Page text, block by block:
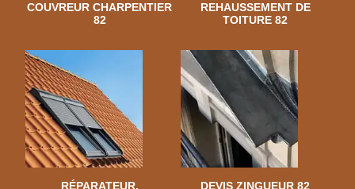
COUVREUR CHARPENTIER
82
REHAUSSEMENT DE
TOITURE 82
RÉPARATEUR,
DEVIS ZINGUEUR 82